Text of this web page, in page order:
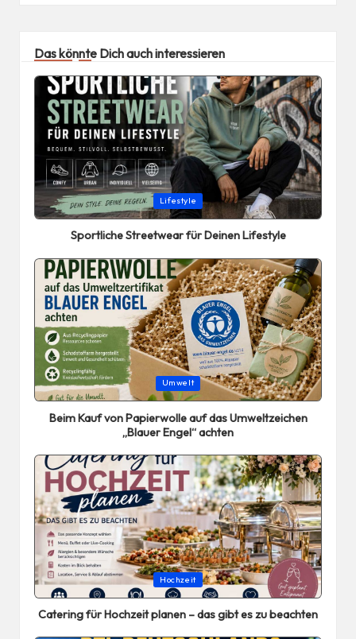
Das könnte Dich auch interessieren
Posted
in
Lifestyle
Sportliche Streetwear für Deinen Lifestyle
Posted
in
Umwelt
Beim Kauf von Papierwolle auf das Umweltzeichen
„Blauer Engel“ achten
Posted
in
Hochzeit
Catering für Hochzeit planen – das gibt es zu beachten